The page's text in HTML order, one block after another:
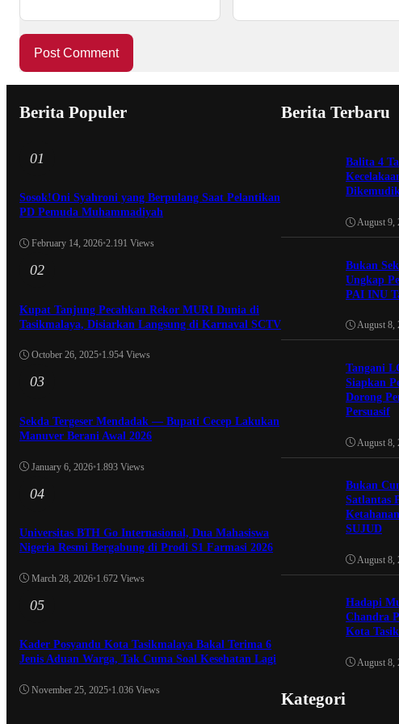
Berita Populer
01
Sosok!Oni Syahroni yang Berpulang Saat Pelantikan
PD Pemuda Muhammadiyah
February 14, 2026•2.191 Views
02
Kupat Tanjung Pecahkan Rekor MURI Dunia di
Tasikmalaya, Disiarkan Langsung di Karnaval SCTV
October 26, 2025•1.954 Views
03
Sekda Tergeser Mendadak — Bupati Cecep Lakukan
Manuver Berani Awal 2026
January 6, 2026•1.893 Views
04
Universitas BTH Go Internasional, Dua Mahasiswa
Nigeria Resmi Bergabung di Prodi S1 Farmasi 2026
March 28, 2026•1.672 Views
05
Kader Posyandu Kota Tasikmalaya Bakal Terima 6
Jenis Aduan Warga, Tak Cuma Soal Kesehatan Lagi
November 25, 2025•1.036 Views
Berita Terbaru
Balita 4
August 9,
Bukan
Ungkap
PAI INU
August 8,
Tangani
Siapkan
Dorong
Persuasif
August 8,
Bukan
Satlantas
SUJUD
August 8,
Hadapi
Chandra
Kota
August 8,
Kategori